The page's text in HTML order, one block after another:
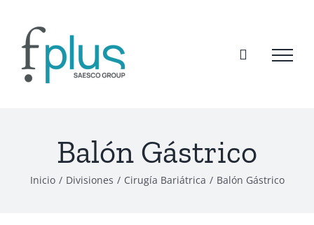
contenido
Balón Gástrico
Inicio / Divisiones / Cirugía Bariátrica / Balón Gástrico